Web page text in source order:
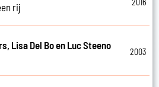
rij
2016
Lisa Del Bo en Luc Steeno
2003